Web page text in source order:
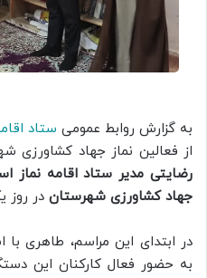
به گزارش روابط عمومی ستاد
از فعالین نماز جهاد کشاورزی
رضایتی مدیر ستاد اقامه نماز
جهاد کشاورزی شهرستان در روز
در ابتدای این مراسم، طاهری
به حضور فعال کارکنان این